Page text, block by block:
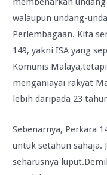
walaupun undang-
Perlembagaan. Kita
149, yakni ISA yang
Komunis
menganiayai rakyat
lebih daripada 23
Sebenarnya, Perkara
untuk setahun sahaja.
seharusnya